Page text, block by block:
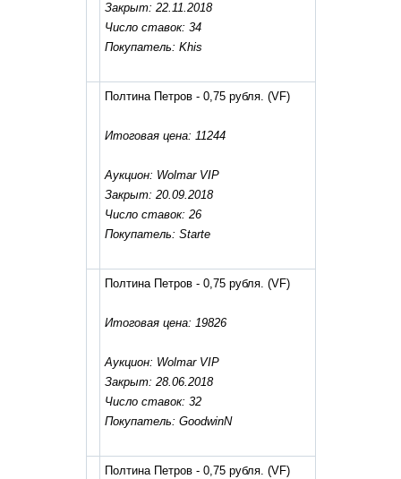
Закрыт: 22.11.2018
Число ставок: 34
Покупатель: Khis
Полтина Петров - 0,75 рубля. (VF)
Итоговая цена: 11244
Аукцион: Wolmar VIP
Закрыт: 20.09.2018
Число ставок: 26
Покупатель: Starte
Полтина Петров - 0,75 рубля. (VF)
Итоговая цена: 19826
Аукцион: Wolmar VIP
Закрыт: 28.06.2018
Число ставок: 32
Покупатель: GoodwinN
Полтина Петров - 0,75 рубля. (VF)